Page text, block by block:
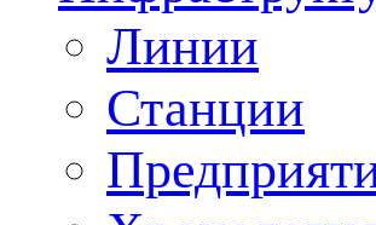
Линии
Станции